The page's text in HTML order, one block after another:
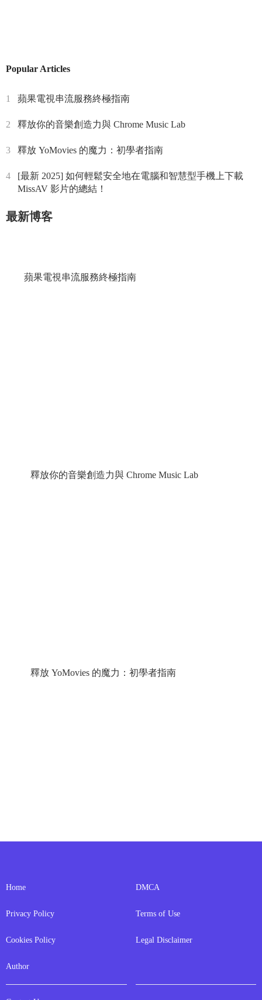
Popular Articles
1 蘋果電視串流服務終極指南
2 釋放你的音樂創造力與 Chrome Music Lab
3 釋放 YoMovies 的魔力：初學者指南
4
[最新 2025] 如何輕鬆安全地在電腦和智慧型手機上下載
MissAV 影片的總結！
最新博客
蘋果電視串流服務終極指南
釋放你的音樂創造力與 Chrome Music Lab
釋放 YoMovies 的魔力：初學者指南
Home
Privacy Policy
Cookies Policy
Author
DMCA
Terms of Use
Legal Disclaimer